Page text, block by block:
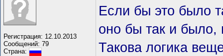
Регистрация: 12.10.2013
Сообщений: 79
Страна:
Если бы это было
оно бы так и было,
Такова логика